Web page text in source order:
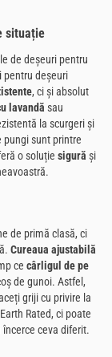
situație
de deșeuri pentru
pentru deșeuri
, ci și absolut
lavandă sau
la scurgeri și
pungi sunt printre
o soluție sigură și
de primă clasă, ci
Cureaua ajustabilă
ce cârligul de pe
de gunoi. Astfel,
griji cu privire la
Rated, ci poate
ceva diferit.